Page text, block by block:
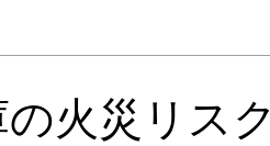
火災リスク